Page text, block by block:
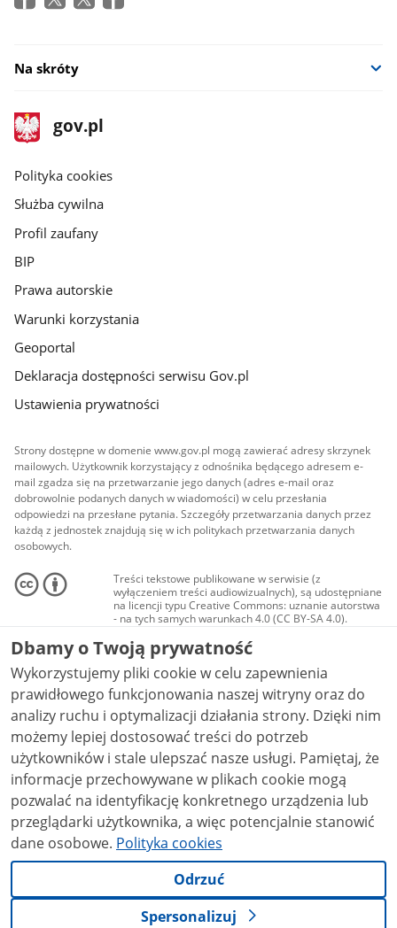
Na skróty
stopka
gov.pl
Strona
gov.pl
gov.pl
Polityka cookies
Służba cywilna
Profil zaufany
BIP
Prawa autorskie
Warunki korzystania
Geoportal
Deklaracja dostępności serwisu Gov.pl
Ustawienia prywatności
Strony dostępne w domenie www.gov.pl mogą zawierać adresy skrzynek
mailowych. Użytkownik korzystający z odnośnika będącego adresem e-
mail zgadza się na przetwarzanie jego danych (adres e-mail oraz
dobrowolnie podanych danych w wiadomości) w celu przesłania
odpowiedzi na przesłane pytania. Szczegóły przetwarzania danych przez
każdą z jednostek znajdują się w ich politykach przetwarzania danych
osobowych.
Treści tekstowe publikowane w serwisie (z
wyłączeniem treści audiowizualnych), są udostępniane
na licencji typu Creative Commons: uznanie autorstwa
- na tych samych warunkach 4.0 (CC BY-SA 4.0).
Materiały audiowizualne, w tym zdjęcia, materiały
audio i wideo, są udostępniane na licencji typu
Creative Commons: uznanie autorstwa użycie
niekomercyjne - bez utworów zależnych 4.0 (CC BY-
NC-ND 4.0), o ile nie jest to stwierdzone inaczej.
Dbamy o Twoją prywatność
Wykorzystujemy pliki cookie w celu zapewnienia
prawidłowego funkcjonowania naszej witryny oraz do
analizy ruchu i optymalizacji działania strony. Dzięki nim
możemy lepiej dostosować treści do potrzeb
użytkowników i stale ulepszać nasze usługi. Pamiętaj, że
informacje przechowywane w plikach cookie mogą
pozwalać na identyfikację konkretnego urządzenia lub
przeglądarki użytkownika, a więc potencjalnie stanowić
dane osobowe. Polityka cookies
Odrzuć
Spersonalizuj